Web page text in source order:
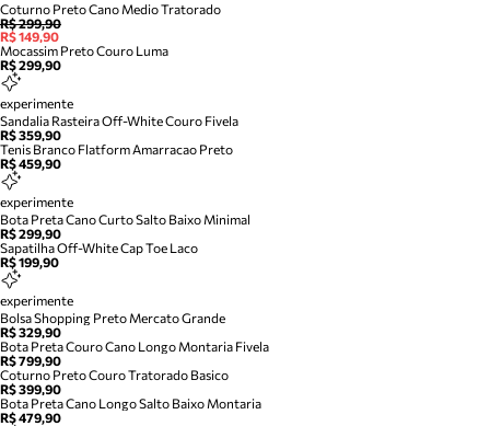
Coturno Preto Cano Medio Tratorado
R$ 299,90
R$ 149,90
Mocassim Preto Couro Luma
R$ 299,90
experimente
Sandalia Rasteira Off-White Couro Fivela
R$ 359,90
Tenis Branco Flatform Amarracao Preto
R$ 459,90
experimente
Bota Preta Cano Curto Salto Baixo Minimal
R$ 299,90
Sapatilha Off-White Cap Toe Laco
R$ 199,90
experimente
Bolsa Shopping Preto Mercato Grande
R$ 329,90
Bota Preta Couro Cano Longo Montaria Fivela
R$ 799,90
Coturno Preto Couro Tratorado Basico
R$ 399,90
Bota Preta Cano Longo Salto Baixo Montaria
R$ 479,90